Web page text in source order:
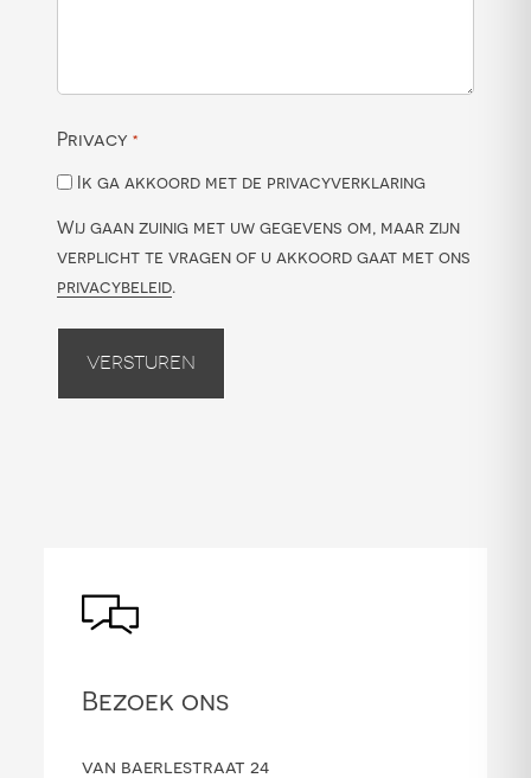
Privacy *
Ik ga akkoord met de privacyverklaring
Wij gaan zuinig met uw gegevens om, maar zijn
verplicht te vragen of u akkoord gaat met ons
privacybeleid.
Versturen
Bezoek ons
van baerlestraat 24